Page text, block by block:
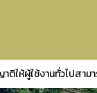
ให้ผู้ใช้งานทั่วไปสาม